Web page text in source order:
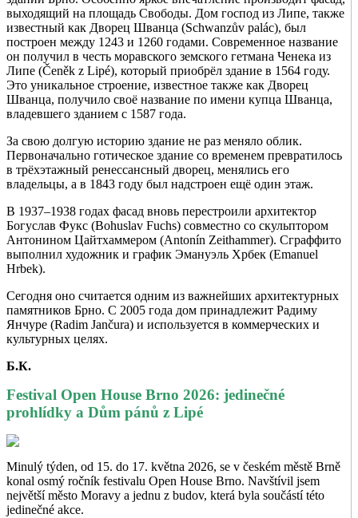
выходящий на площадь Свободы. Дом господ из Липе, также
известный как Дворец Шванца (Schwanzův palác), был
построен между 1243 и 1260 годами. Современное название
он получил в честь моравского земского гетмана Ченека из
Липе (Čeněk z Lipé), который приобрёл здание в 1564 году.
Это уникальное строение, известное также как Дворец
Шванца, получило своё название по имени купца Шванца,
владевшего зданием с 1587 года.
За свою долгую историю здание не раз меняло облик.
Первоначально готическое здание со временем превратилось
в трёхэтажный ренессансный дворец, менялись его
владельцы, а в 1843 году был надстроен ещё один этаж.
В 1937–1938 годах фасад вновь перестроили архитектор
Богуслав Фукс (Bohuslav Fuchs) совместно со скульптором
Антонином Цайтхаммером (Antonín Zeithammer). Сграффито
выполнил художник и график Эмануэль Хрбек (Emanuel
Hrbek).
Сегодня оно считается одним из важнейших архитектурных
памятников Брно. С 2005 года дом принадлежит Радиму
Янчуре (Radim Jančura) и используется в коммерческих и
культурных целях.
Б.К.
Festival Open House Brno 2026: jedinečné
prohlídky a Dům pánů z Lipé
Minulý týden, od 15. do 17. května 2026, se v českém městě Brně
konal osmý ročník festivalu Open House Brno. Navštívil jsem
největší město Moravy a jednu z budov, která byla součástí této
jedinečné akce.